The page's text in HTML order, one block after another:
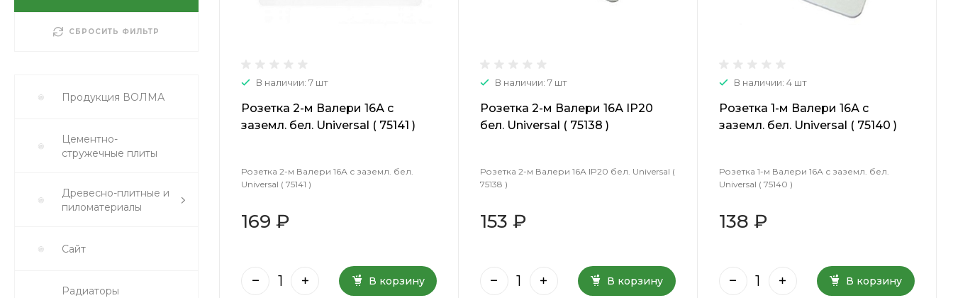
СБРОСИТЬ ФИЛЬТР
Продукция ВОЛМА
Цементно-
стружечные плиты
Древесно-плитные и
пиломатериалы
Сайт
Радиаторы
В наличии: 7 шт
Розетка 2-м Валери 16А с
заземл. бел. Universal ( 75141 )
Розетка 2-м Валери 16А с заземл. бел.
Universal ( 75141 )
169 ₽
В корзину
В наличии: 7 шт
Розетка 2-м Валери 16А IP20
бел. Universal ( 75138 )
Розетка 2-м Валери 16А IP20 бел. Universal (
75138 )
153 ₽
В корзину
В наличии: 4 шт
Розетка 1-м Валери 16А с
заземл. бел. Universal ( 75140 )
Розетка 1-м Валери 16А с заземл. бел.
Universal ( 75140 )
138 ₽
В корзину